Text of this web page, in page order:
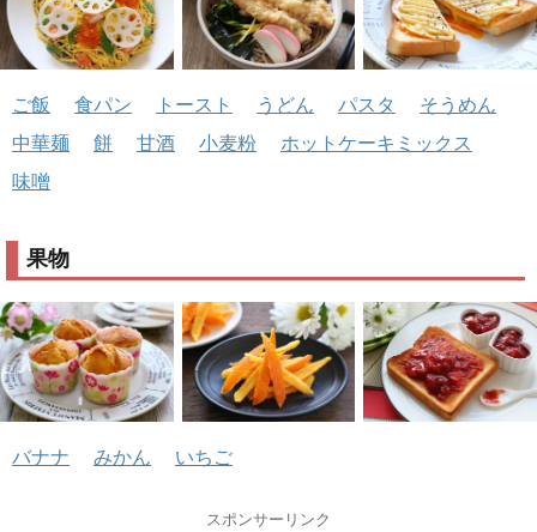
ご飯 食パン トースト うどん パスタ
そうめん
中華麺
餅 甘酒 小麦粉
ホットケーキミックス
味噌
果物
バナナ みかん いちご
スポンサーリンク